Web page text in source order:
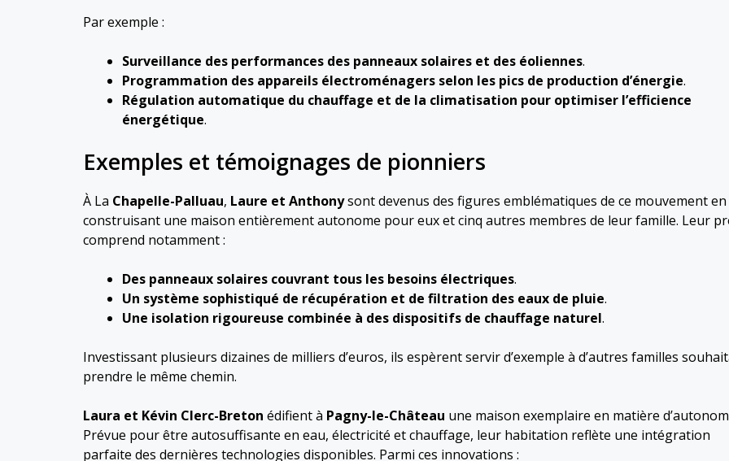
Par exemple :
Surveillance des performances des panneaux solaires et des éoliennes.
Programmation des appareils électroménagers selon les pics de production d’énergie.
Régulation automatique du chauffage et de la climatisation pour optimiser l’efficience
énergétique.
Exemples et témoignages de pionniers
À La Chapelle-Palluau, Laure et Anthonysont devenus des figures emblématiques de ce mouvement en
construisant une maison entièrement autonome pour eux et cinq autres membres de leur famille. Leur
comprend notamment :
Des panneaux solaires couvrant tous les besoins électriques.
Un système sophistiqué de récupération et de filtration des eaux de pluie.
Une isolation rigoureuse combinée à des dispositifs de chauffage naturel.
Investissant plusieurs dizaines de milliers d’euros, ils espèrent servir d’exemple à d’autres familles
prendre le même chemin.
Laura et Kévin Clerc-Breton édifient à Pagny-le-Château une maison exemplaire en matière
Prévue pour être autosuffisante en eau, électricité et chauffage, leur habitation reflète une intégration
parfaite des dernières technologies disponibles. Parmi ces innovations :